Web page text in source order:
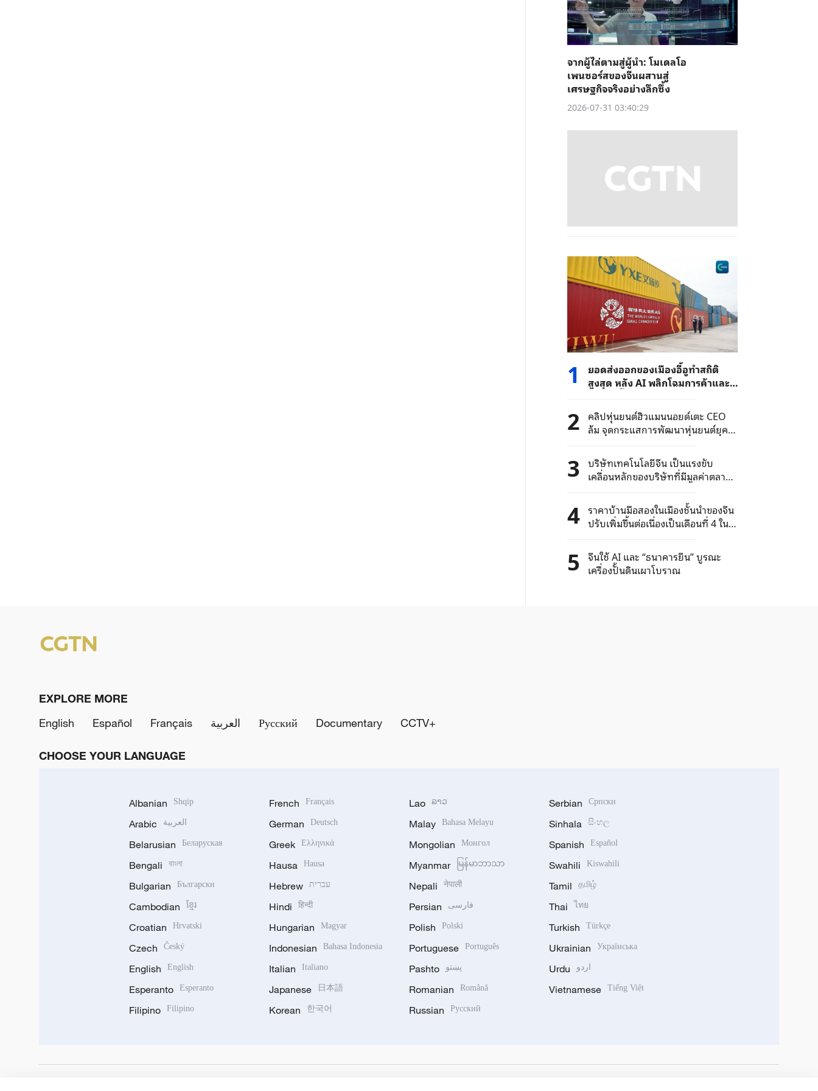
จากผู้ไล่ตามสู่ผู้นำ: โมเดลโอ
เพนซอร์สของจีนผสานสู่
เศรษฐกิจจริงอย่างลึกซึ้ง
2026-07-31 03:40:29
1
ยอดส่งออกของเมืองอี้อูทำสถิติ
สูงสุด หลัง AI พลิกโฉมการค้าและ
เชื่อมผู้ซื้อทั่วโลก
2 คลิปหุ่นยนต์ฮิวแมนนอยด์เตะ CEO
ล้ม จุดกระแสการพัฒนาหุ่นยนต์ยุค
ใหม่
3 บริษัทเทคโนโลยีจีน เป็นแรงขับ
เคลื่อนหลักของบริษัทที่มีมูลค่าตลาด
เกิน 1 แสนล้านหยวนในตลาดหุ้น A-
Share
4 ราคาบ้านมือสองในเมืองชั้นนำของจีน
ปรับเพิ่มขึ้นต่อเนื่องเป็นเดือนที่ 4 ใน
เดือนมิถุนายน
5 จีนใช้ AI และ “ธนาคารยีน” บูรณะ
เครื่องปั้นดินเผาโบราณ
EXPLORE MORE
English
Español Français العربية Русский Documentary CCTV+
CHOOSE YOUR LANGUAGE
Albanian Shqip
Arabic العربية
Belarusian Беларуская
Bengali বাংলা
Bulgarian Български
Cambodian ខ្មែរ
Croatian Hrvatski
Czech Český
English English
Esperanto Esperanto
Filipino Filipino
French Français
German Deutsch
Greek Ελληνικά
Hausa Hausa
Hebrew עברית
Hindi हिन्दी
Hungarian Magyar
Indonesian Bahasa Indonesia
Italian Italiano
Japanese 日本語
Korean 한국어
Lao ລາວ
Malay Bahasa Melayu
Mongolian Монгол
Myanmar မြန်မာဘာသာ
Nepali नेपाली
Persian فارسی
Polish Polski
Portuguese Português
Pashto پښتو
Romanian Română
Russian Русский
Serbian Српски
Sinhala සිංහල
Spanish Español
Swahili Kiswahili
Tamil தமிழ்
Thai ไทย
Turkish Türkçe
Ukrainian Українська
Urdu اردو
Vietnamese Tiếng Việt